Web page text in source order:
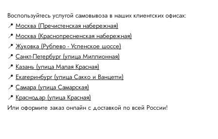
Воспользуйтесь услугой самовывоза в наших клиентских офисах:
📍 Москва (Пречистенская набережная)
📍 Москва (Краснопресненская набережная)
📍 Жуковка (Рублево - Успенское шоссе)
📍 Санкт-Петербург (улица Миллионная)
📍 Казань (улица Малая Красная)
📍 Екатеринбург (улица Сакко и Ванцетти)
📍 Самара (улица Самарская)
📍 Краснодар (улица Красная)
Или оформите заказ онлайн с доставкой по всей России!